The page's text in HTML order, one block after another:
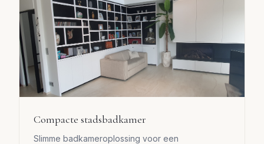
Compacte stadsbadkamer
Slimme badkameroplossing voor een